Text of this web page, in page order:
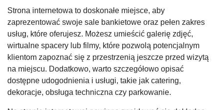
Strona internetowa to doskonałe miejsce, aby
zaprezentować swoje sale bankietowe oraz pełen zakres
usług, które oferujesz. Możesz umieścić galerię zdjęć,
wirtualne spacery lub filmy, które pozwolą potencjalnym
klientom zapoznać się z przestrzenią jeszcze przed wizytą
na miejscu. Dodatkowo, warto szczegółowo opisać
dostępne udogodnienia i usługi, takie jak catering,
dekoracje, obsługa techniczna czy parkowanie.